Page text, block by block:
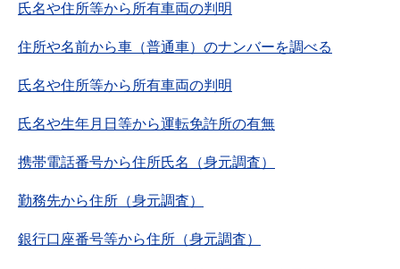
氏名や住所等から所有車両の判明
住所や名前から車（普通車）のナンバーを調べる
氏名や住所等から所有車両の判明
氏名や生年月日等から運転免許所の有無
携帯電話番号から住所氏名（身元調査）
勤務先から住所（身元調査）
銀行口座番号等から住所（身元調査）